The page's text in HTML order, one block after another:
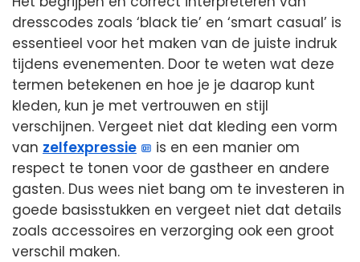
dresscodes zoals ‘black tie’ en ‘smart casual’ is
essentieel voor het maken van de juiste indruk
tijdens evenementen. Door te weten wat deze
termen betekenen en hoe je je daarop kunt
kleden, kun je met vertrouwen en stijl
verschijnen. Vergeet niet dat kleding een vorm
van zelfexpressie
is en een manier om
respect te tonen voor de gastheer en andere
gasten. Dus wees niet bang om te investeren in
goede basisstukken en vergeet niet dat details
zoals accessoires en verzorging ook een groot
verschil maken.